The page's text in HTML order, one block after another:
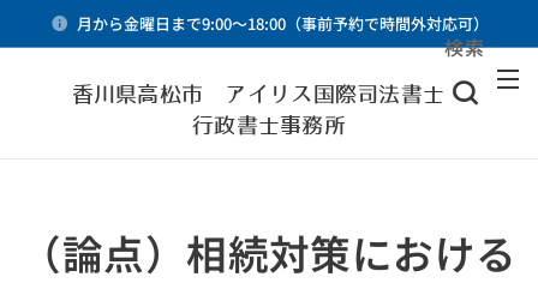
月から金曜日まで9:00～18:00（事前予約で時間外対応可）
香川県高松市 アイリス国際司法書士・
行政書士事務所
検索
（論点）相続対策における